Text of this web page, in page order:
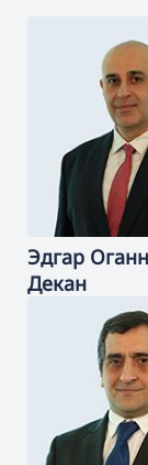
Эдгар
Декан